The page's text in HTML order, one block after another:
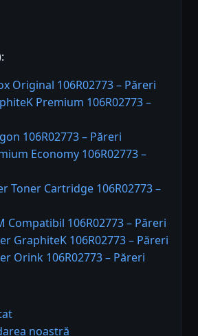
Original 106R02773 – Păreri
Premium 106R02773 –
106R02773 – Păreri
Economy 106R02773 –
Toner Cartridge 106R02773 –
Compatibil 106R02773 – Păreri
GraphiteK 106R02773 – Păreri
Orink 106R02773 – Păreri
noastră